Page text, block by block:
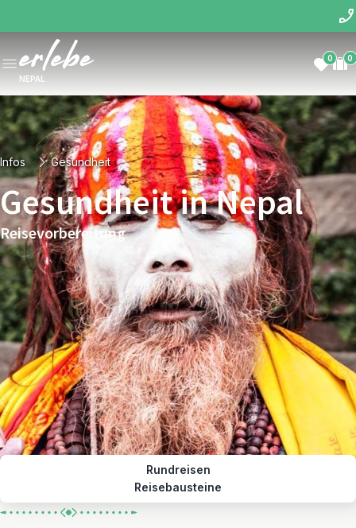
NEPAL
0 0
Infos Gesundheit
Gesundheit in Nepal
Reisevorbereitung
Rundreisen
Reisebausteine